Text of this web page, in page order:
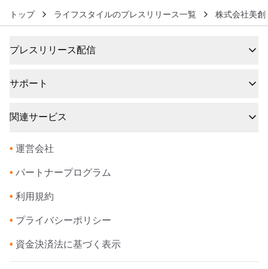
トップ ライフスタイルのプレスリリース一覧 株式会社美創
プレスリリース配信
サポート
関連サービス
• 運営会社
• パートナープログラム
• 利用規約
• プライバシーポリシー
• 資金決済法に基づく表示